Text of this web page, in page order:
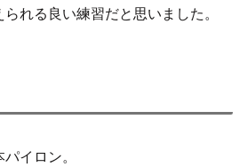
れる良い練習だと思いました。
イロン。